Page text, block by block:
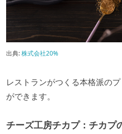
出典:株式会社20%
レストランがつくる本格派の
ができます。
チーズ工房チカプ：チカプ